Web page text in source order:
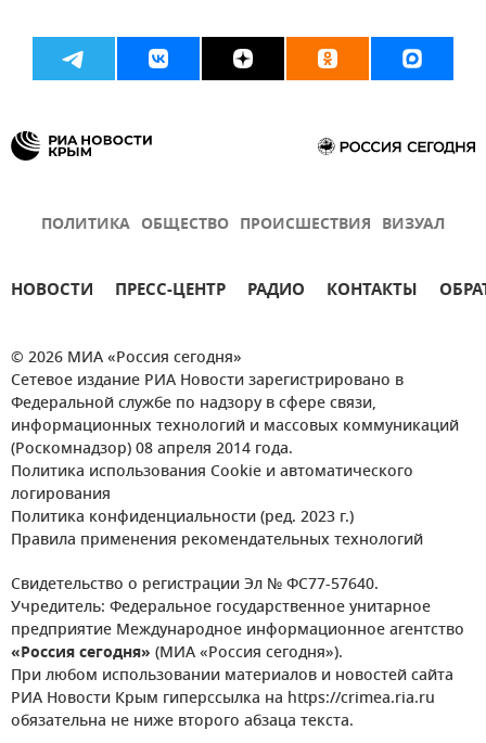
ПОЛИТИКА ОБЩЕСТВО ПРОИСШЕСТВИЯ ВИЗУАЛ
НОВОСТИ ПРЕСС-ЦЕНТР РАДИО КОНТАКТЫ
© 2026 МИА «Россия сегодня»
Сетевое издание РИА Новости зарегистрировано в
Федеральной службе по надзору в сфере связи,
информационных технологий и массовых коммуникаций
(Роскомнадзор) 08 апреля 2014 года.
Политика использования Cookie и автоматического
логирования
Политика конфиденциальности (ред. 2023 г.)
Правила применения рекомендательных технологий
Свидетельство о регистрации Эл № ФС77-57640.
Учредитель: Федеральное государственное унитарное
предприятие Международное информационное агентство
«Россия сегодня» (МИА «Россия сегодня»).
При любом использовании материалов и новостей сайта
РИА Новости Крым гиперссылка на https://crimea.ria.ru
обязательна не ниже второго абзаца текста.